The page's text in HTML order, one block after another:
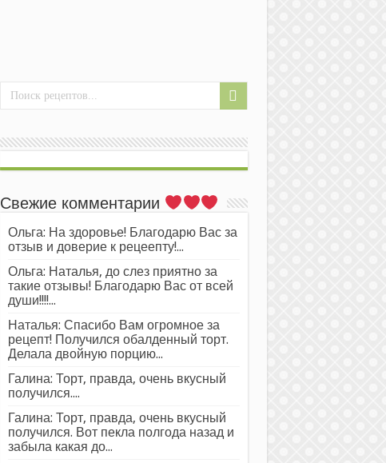
Свежие комментарии
Ольга: На здоровье! Благодарю Вас за
отзыв и доверие к рецеепту!...
Ольга: Наталья, до слез приятно за
такие отзывы! Благодарю Вас от всей
души!!!!...
Наталья: Спасибо Вам огромное за
рецепт! Получился обалденный торт.
Делала двойную порцию...
Галина: Торт, правда, очень вкусный
получился....
Галина: Торт, правда, очень вкусный
получился. Вот пекла полгода назад и
забыла какая до...